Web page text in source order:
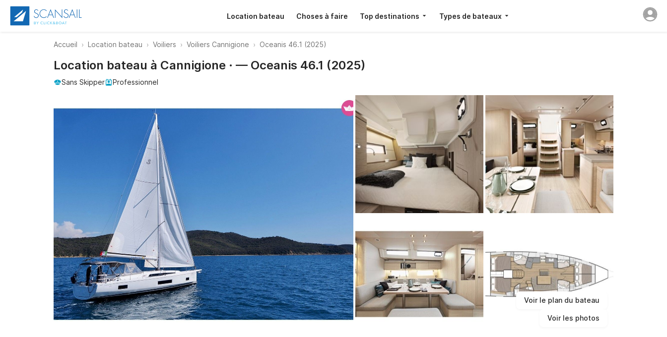
Location bateau Choses à faire Top destinations Types de bateaux
Accueil Location bateau Voiliers Voiliers Cannigione Oceanis 46.1 (2025)
Voir le plan du bateau
Voir les photos
Location bateau à Cannigione · — Oceanis 46.1 (2025)
Sans Skipper Professionnel